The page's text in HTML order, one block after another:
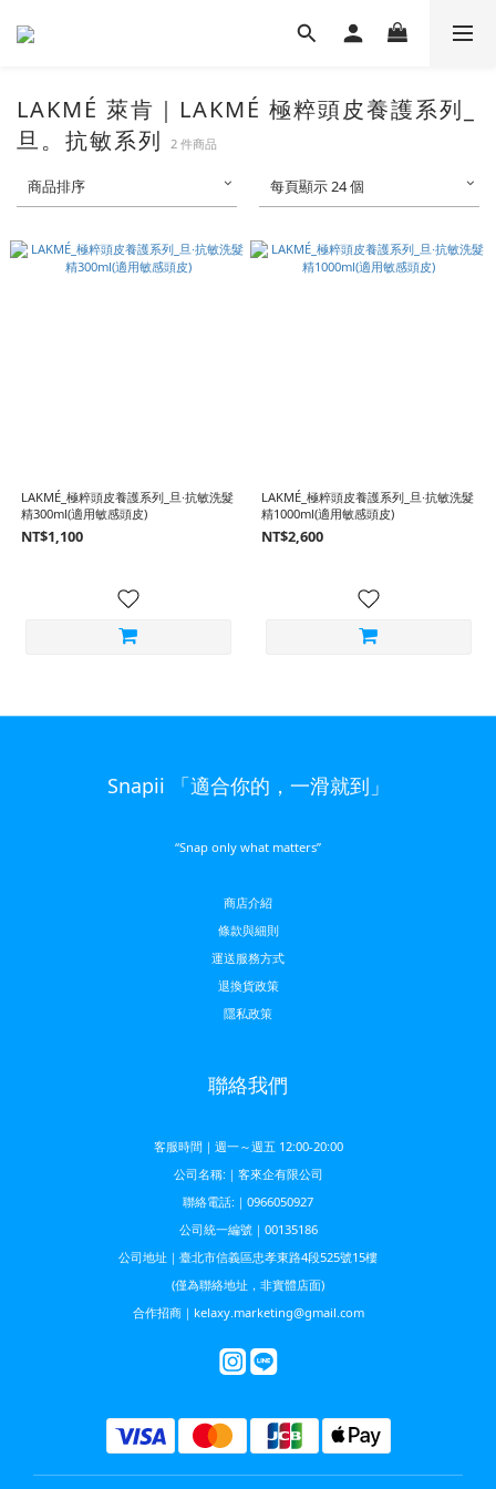
LAKMÉ 萊肯｜LAKMÉ 極粹頭皮養護系列_
旦。抗敏系列
2 件商品
商品排序 每頁顯示 24 個
LAKMÉ_極粹頭皮養護系列_旦·抗敏洗髮
精300ml(適用敏感頭皮)
NT$1,100
LAKMÉ_極粹頭皮養護系列_旦·抗敏洗髮
精1000ml(適用敏感頭皮)
NT$2,600
Snapii 「適合你的，一滑就到」
“Snap only what matters”
商店介紹
條款與細則
運送服務方式
退換貨政策
隱私政策
聯絡我們
客服時間｜週一～週五 12:00-20:00
公司名稱:｜客來企有限公司
聯絡電話:｜0966050927
公司統一編號｜00135186
公司地址｜臺北市信義區忠孝東路4段525號15樓
(僅為聯絡地址，非實體店面)
合作招商｜kelaxy.marketing@gmail.com